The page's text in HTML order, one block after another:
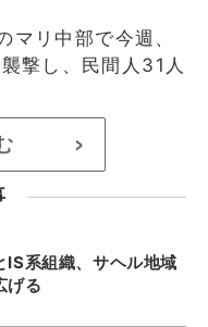
マリ中部で今週、
撃し、民間人31人
>
IS系組織、サヘル地域
げる